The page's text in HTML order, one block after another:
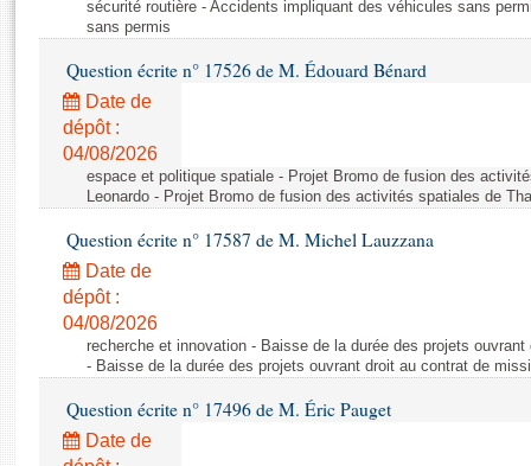
Rapports législatifs
Rapports sur l'application des lois
Baromètre de l’application des lois
Dossiers législatifs
Budget et sécurité sociale
Questions écrites et orales
Comptes rendus des débats
Anciennes législatures
sécurité routière - Accidents impliquant des véhicules sans
sans permis
Question écrite n° 17526 de M. Édouard Bénard
Date de
dépôt :
04/08/2026
espace et politique spatiale - Projet Bromo de fusion des
Leonardo - Projet Bromo de fusion des activités spatiales de
Question écrite n° 17587 de M. Michel Lauzzana
Date de
dépôt :
04/08/2026
recherche et innovation - Baisse de la durée des projets
- Baisse de la durée des projets ouvrant droit au contrat de
Question écrite n° 17496 de M. Éric Pauget
Date de